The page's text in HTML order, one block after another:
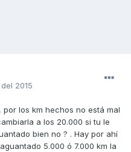
2015
los km hechos no está mal
a los 20.000 si tu le
bien no ? . Hay por ahí
5.000 ó 7.000 km la